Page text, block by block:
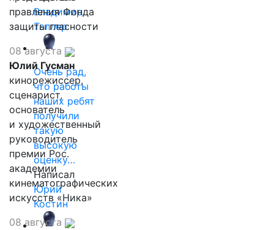
Владимир
Таллер
Очень рад,
что работы
наших ребят
получили
такую
высокую
оценку…
Написал
Юрий
Костин
правления Фонда
защиты гласности
08 августа
Юлий Гусман
кинорежиссер,
сценарист,
основатель
и художественный
руководитель
премии Рос.
академии
кинематографических
искусств «Ника»
08 августа